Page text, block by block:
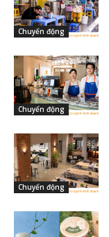
Chuyển động
Chuyển động
Chuyển động